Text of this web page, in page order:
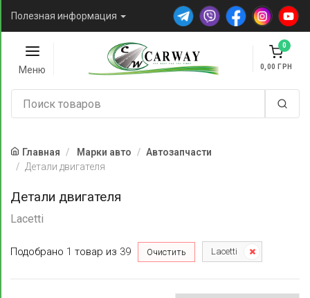
Полезная информация
Меню
0
0,00
Главная Марки авто
Автозапчасти
Детали двигателя
Детали двигателя
Lacetti
Подобрано 1 товар из 39 Очистить Lacetti